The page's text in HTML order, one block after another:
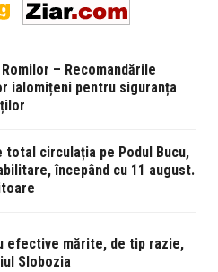
– Recomandările
ialomițeni pentru siguranța
total circulația pe Podul Bucu,
începând cu 11 august.
efective mărite, de tip razie,
Slobozia